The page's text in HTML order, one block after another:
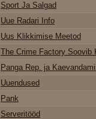
Sport Ja Salgad
Uue Radari Info
Uus Klikkimise Meetod
The Crime Factory Soovib
Panga Rep. ja
Uuendused
Pank
Serveritööd